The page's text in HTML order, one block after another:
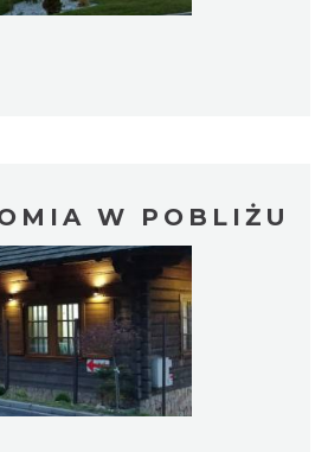
W POBLIŻU